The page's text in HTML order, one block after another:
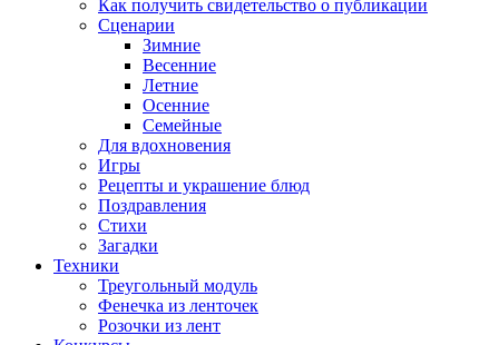
Как получить свидетельство о публикации
Сценарии
Зимние
Весенние
Летние
Осенние
Семейные
Для вдохновения
Игры
Рецепты и украшение блюд
Поздравления
Стихи
Загадки
Техники
Треугольный модуль
Фенечка из ленточек
Розочки из лент